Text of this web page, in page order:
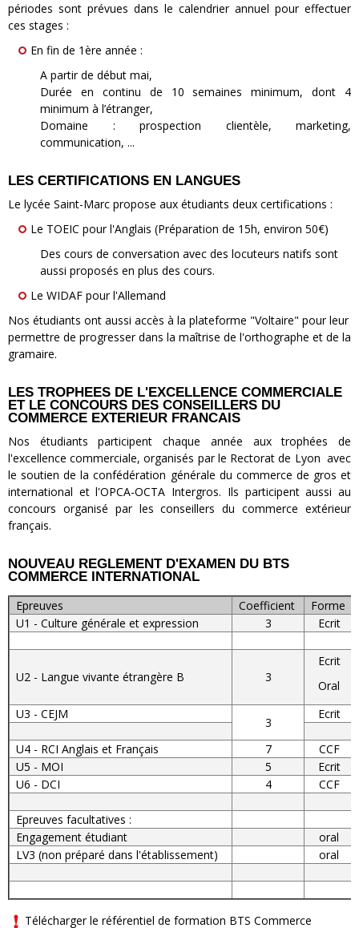
périodes sont prévues dans le calendrier annuel pour effectuer
ces stages :
En fin de 1ère année :
A partir de début mai,
Durée en continu de 10 semaines minimum, dont 4
minimum à l’étranger,
Domaine : prospection clientèle, marketing,
communication, ...
LES CERTIFICATIONS EN LANGUES
Le lycée Saint-Marc propose aux étudiants deux certifications :
Le TOEIC pour l'Anglais (Préparation de 15h, environ 50€)
Des cours de conversation avec des locuteurs natifs sont
aussi proposés en plus des cours.
Le WIDAF pour l'Allemand
Nos étudiants ont aussi accès à la plateforme "Voltaire" pour leur
permettre de progresser dans la maîtrise de l'orthographe et de la
gramaire.
LES TROPHEES DE L'EXCELLENCE COMMERCIALE
ET LE CONCOURS DES CONSEILLERS DU
COMMERCE EXTERIEUR FRANCAIS
Nos étudiants participent chaque année aux trophées de
l'excellence commerciale, organisés par le Rectorat de Lyon avec
le soutien de la confédération générale du commerce de gros et
international et l'OPCA-OCTA Intergros. Ils participent aussi au
concours organisé par les conseillers du commerce extérieur
français.
NOUVEAU REGLEMENT D'EXAMEN DU BTS
COMMERCE INTERNATIONAL
Epreuves
Coefficient
Forme
U1 - Culture générale et expression
3 Ecrit
U2 - Langue vivante étrangère B 3
Ecrit
Oral
U3 - CEJM
3
Ecrit
U4 - RCI Anglais et Français 7
CCF
U5 - MOI
5
Ecrit
U6 - DCI
4 CCF
Epreuves facultatives :
Engagement étudiant
oral
LV3 (non préparé dans l'établissement)
oral
Télécharger le référentiel de formation BTS Commerce